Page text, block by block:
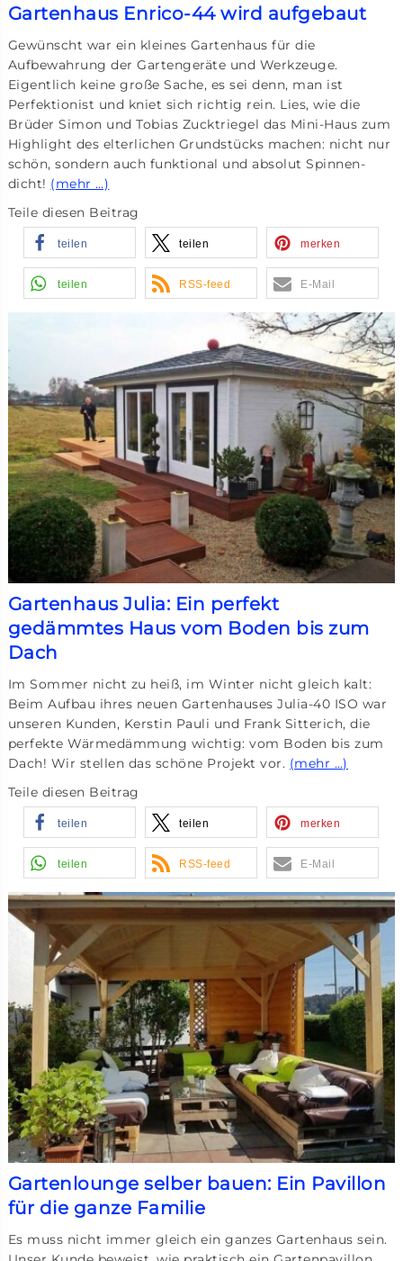
Gartenhaus Enrico-44 wird aufgebaut
Gewünscht war ein kleines Gartenhaus für die
Aufbewahrung der Gartengeräte und Werkzeuge.
Eigentlich keine große Sache, es sei denn, man ist
Perfektionist und kniet sich richtig rein. Lies, wie die
Brüder Simon und Tobias Zucktriegel das Mini-Haus zum
Highlight des elterlichen Grundstücks machen: nicht nur
schön, sondern auch funktional und absolut Spinnen-
dicht! (mehr …)
Teile diesen Beitrag
teilen teilen merken
teilen RSS-feed E-Mail
Gartenhaus Julia: Ein perfekt
gedämmtes Haus vom Boden bis zum
Dach
Im Sommer nicht zu heiß, im Winter nicht gleich kalt:
Beim Aufbau ihres neuen Gartenhauses Julia-40 ISO war
unseren Kunden, Kerstin Pauli und Frank Sitterich, die
perfekte Wärmedämmung wichtig: vom Boden bis zum
Dach! Wir stellen das schöne Projekt vor. (mehr …)
Teile diesen Beitrag
teilen teilen merken
teilen RSS-feed E-Mail
Gartenlounge selber bauen: Ein Pavillon
für die ganze Familie
Es muss nicht immer gleich ein ganzes Gartenhaus sein.